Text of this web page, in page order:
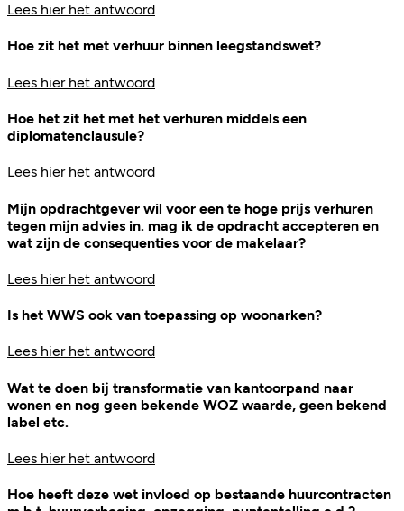
Lees hier het antwoord
Hoe zit het met verhuur binnen leegstandswet?
Lees hier het antwoord
Hoe het zit het met het verhuren middels een
diplomatenclausule?
Lees hier het antwoord
Mijn opdrachtgever wil voor een te hoge prijs verhuren
tegen mijn advies in. mag ik de opdracht accepteren en
wat zijn de consequenties voor de makelaar?
Lees hier het antwoord
Is het WWS ook van toepassing op woonarken?
Lees hier het antwoord
Wat te doen bij transformatie van kantoorpand naar
wonen en nog geen bekende WOZ waarde, geen bekend
label etc.
Lees hier het antwoord
Hoe heeft deze wet invloed op bestaande huurcontracten